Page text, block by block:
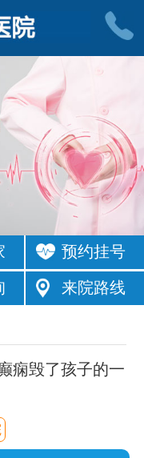
预约挂号
来院路线
痫毁了孩子的一